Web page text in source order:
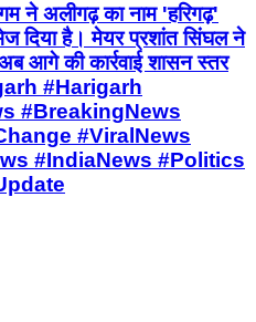
ने अलीगढ़ का नाम 'हरिगढ़'
दिया है। मेयर प्रशांत सिंघल ने
आगे की कार्रवाई शासन स्तर
#Harigarh
#BreakingNews
#ViralNews
#IndiaNews #Politics